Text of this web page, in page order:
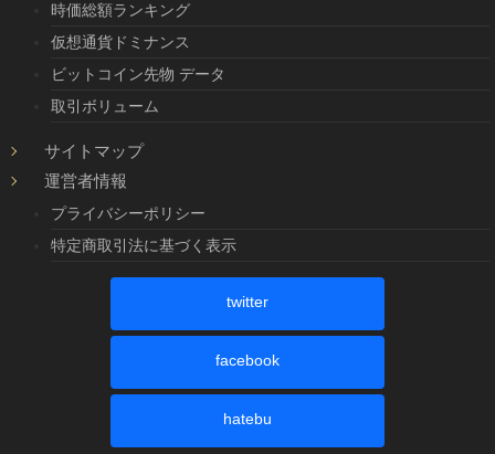
時価総額ランキング
仮想通貨ドミナンス
ビットコイン先物 データ
取引ボリューム
サイトマップ
運営者情報
プライバシーポリシー
特定商取引法に基づく表示
twitter
facebook
hatebu